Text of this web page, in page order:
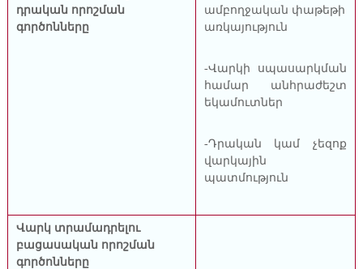
դրական որոշման
գործոնները
ամբողջական փաթեթի
առկայություն
-Վարկի սպասարկման
համար անհրաժեշտ
եկամուտներ
-Դրական կամ չեզոք
վարկային
պատմություն
Վարկ տրամադրելու
բացասական որոշման
գործոնները